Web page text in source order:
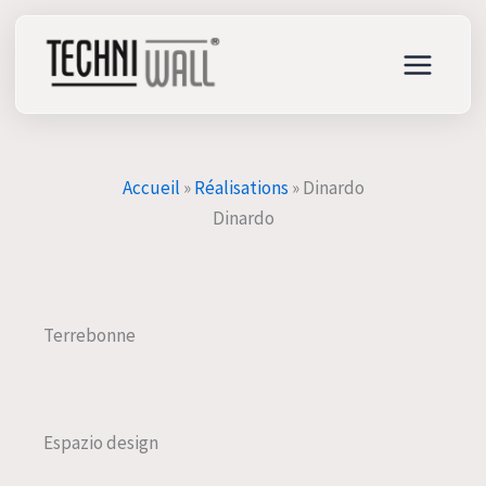
contenu
Accueil »Réalisations »Dinardo
Dinardo
Terrebonne
Espazio design